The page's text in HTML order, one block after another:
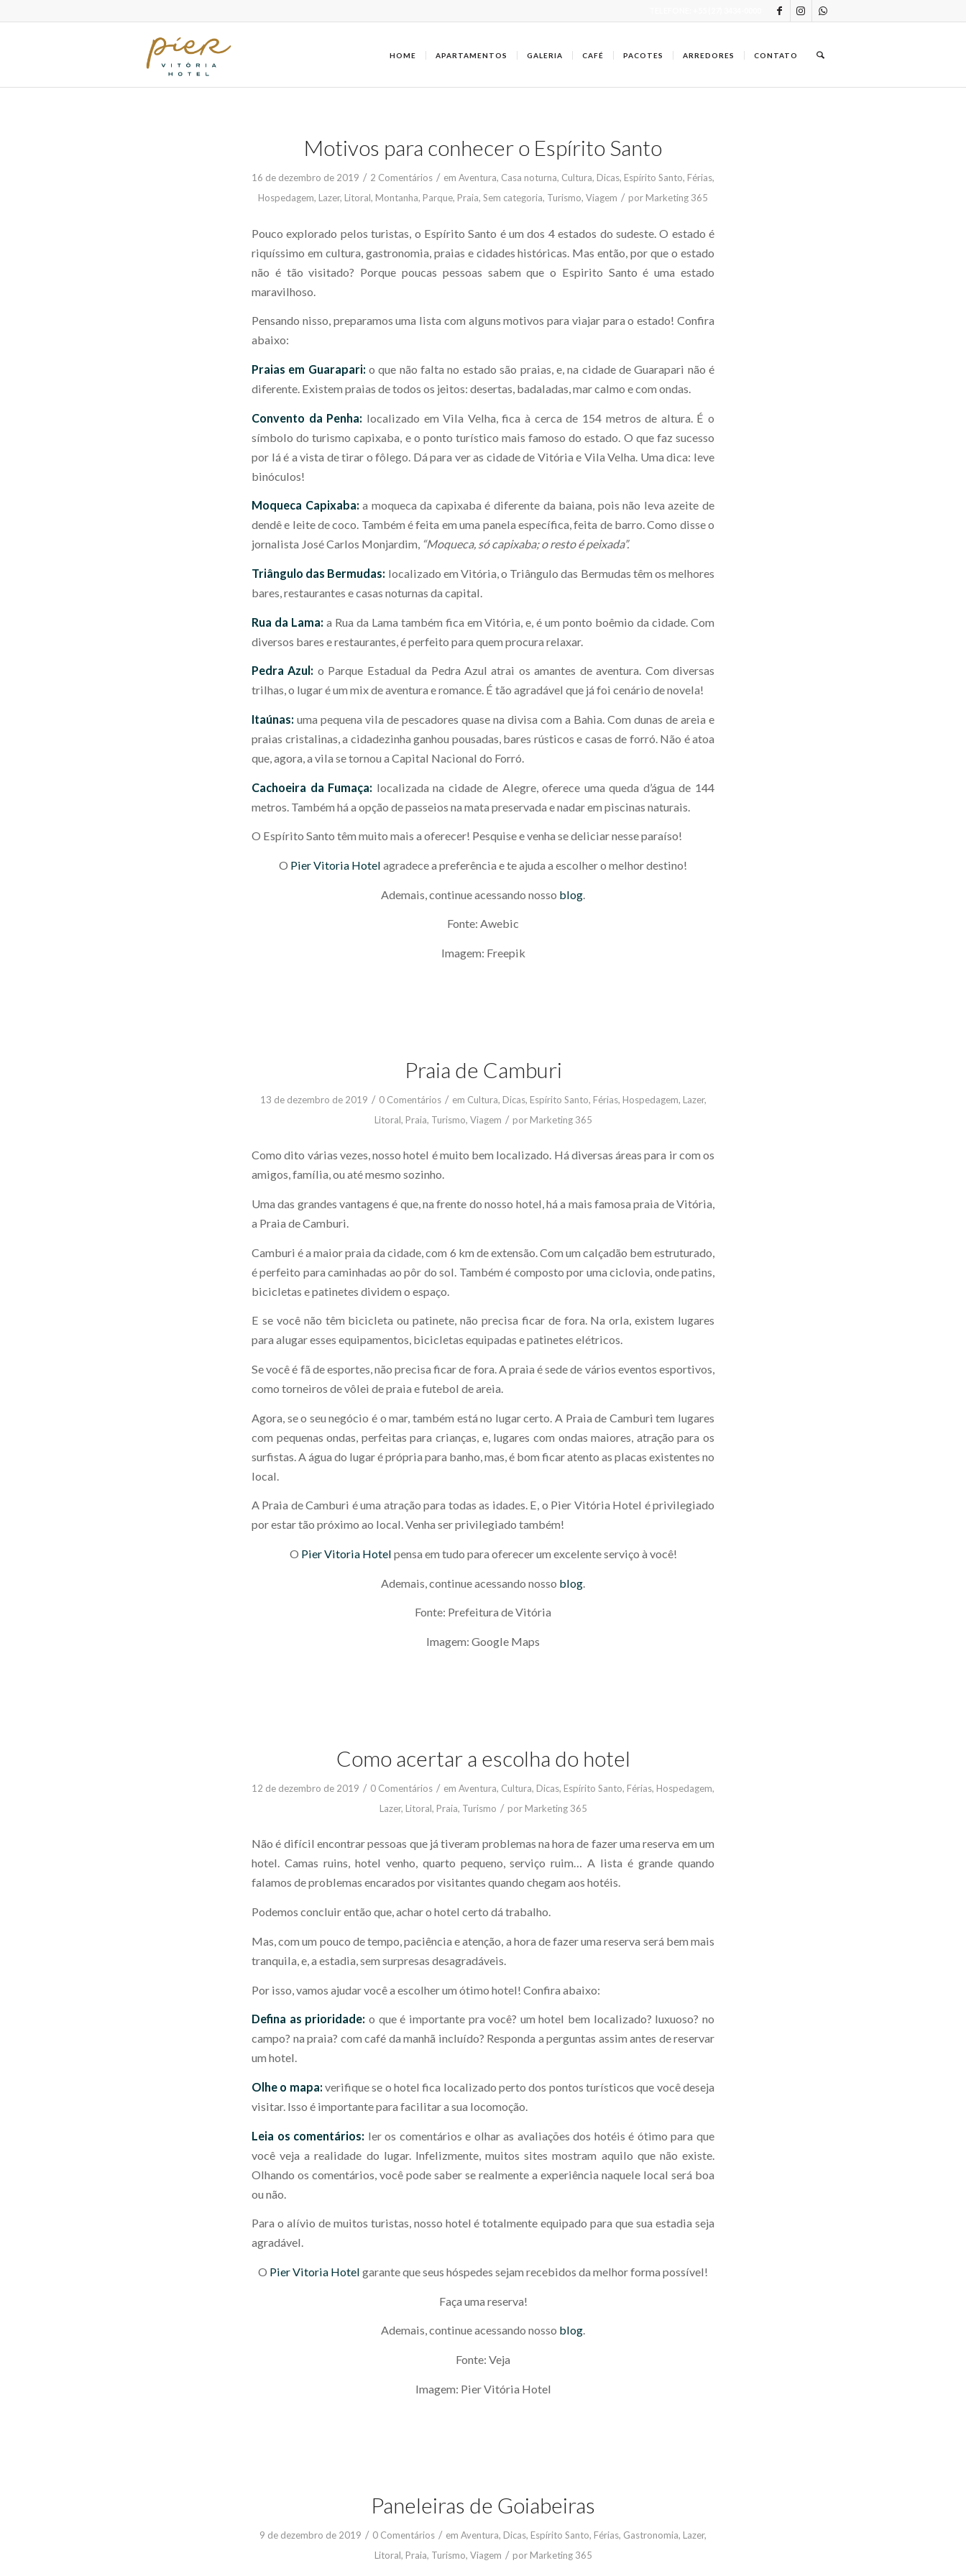
HOME APARTAMENTOS GALERIA CAFÉ PACOTES ARREDORES CONTATO
Motivos para conhecer o Espírito Santo
16 de dezembro de 2019 / 2 Comentários / em Aventura, Casa noturna, Cultura, Dicas, Espírito Santo, Férias,
Hospedagem, Lazer, Litoral, Montanha, Parque, Praia, Sem categoria, Turismo, Viagem / por Marketing 365
Pouco explorado pelos turistas, o Espírito Santo é um dos 4 estados do sudeste. O estado é
riquíssimo em cultura, gastronomia, praias e cidades históricas. Mas então, por que o estado
não é tão visitado? Porque poucas pessoas sabem que o Espirito Santo é uma estado
maravilhoso.
Pensando nisso, preparamos uma lista com alguns motivos para viajar para o estado! Confira
abaixo:
Praias em Guarapari:o que não falta no estado são praias, e, na cidade de Guarapari não é
diferente. Existem praias de todos os jeitos: desertas, badaladas, mar calmo e com ondas.
Convento da Penha: localizado em Vila Velha, fica à cerca de 154 metros de altura. É o
símbolo do turismo capixaba, e o ponto turístico mais famoso do estado. O que faz sucesso
por lá é a vista de tirar o fôlego. Dá para ver as cidade de Vitória e Vila Velha. Uma dica: leve
binóculos!
Moqueca Capixaba:a moqueca da capixaba é diferente da baiana, pois não leva azeite de
dendê e leite de coco. Também é feita em uma panela específica, feita de barro. Como disse o
jornalista José Carlos Monjardim, “Moqueca, só capixaba; o resto é peixada”.
Triângulo das Bermudas: localizado em Vitória, o Triângulo das Bermudas têm os melhores
bares, restaurantes e casas noturnas da capital.
Rua da Lama: a Rua da Lama também fica em Vitória, e, é um ponto boêmio da cidade. Com
diversos bares e restaurantes, é perfeito para quem procura relaxar.
Pedra Azul: o Parque Estadual da Pedra Azul atrai os amantes de aventura. Com diversas
trilhas, o lugar é um mix de aventura e romance. É tão agradável que já foi cenário de novela!
Itaúnas: uma pequena vila de pescadores quase na divisa com a Bahia. Com dunas de areia e
praias cristalinas, a cidadezinha ganhou pousadas, bares rústicos e casas de forró. Não é atoa
que, agora, a vila se tornou a Capital Nacional do Forró.
Cachoeira da Fumaça: localizada na cidade de Alegre, oferece uma queda d’água de 144
metros. Também há a opção de passeios na mata preservada e nadar em piscinas naturais.
O Espírito Santo têm muito mais a oferecer! Pesquise e venha se deliciar nesse paraíso!
O Pier Vitoria Hotel agradece a preferência e te ajuda a escolher o melhor destino!
Ademais, continue acessando nosso blog
Fonte: Awebic
Imagem: Freepik
Praia de Camburi
13 de dezembro de 2019 / 0 Comentários / em Cultura, Dicas, Espírito Santo, Férias, Hospedagem, Lazer,
Litoral, Praia, Turismo, Viagem / por Marketing 365
Como dito várias vezes, nosso hotel é muito bem localizado. Há diversas áreas para ir com os
amigos, família, ou até mesmo sozinho.
Uma das grandes vantagens é que, na frente do nosso hotel, há a mais famosa praia de Vitória,
a Praia de Camburi.
Camburi é a maior praia da cidade, com 6 km de extensão. Com um calçadão bem estruturado,
é perfeito para caminhadas ao pôr do sol. Também é composto por uma ciclovia, onde patins,
bicicletas e patinetes dividem o espaço.
E se você não têm bicicleta ou patinete, não precisa ficar de fora. Na orla, existem lugares
para alugar esses equipamentos, bicicletas equipadas e patinetes elétricos.
Se você é fã de esportes, não precisa ficar de fora. A praia é sede de vários eventos esportivos,
como torneiros de vôlei de praia e futebol de areia.
Agora, se o seu negócio é o mar, também está no lugar certo. A Praia de Camburi tem lugares
com pequenas ondas, perfeitas para crianças, e, lugares com ondas maiores, atração para os
surfistas. A água do lugar é própria para banho, mas, é bom ficar atento as placas existentes no
local.
A Praia de Camburi é uma atração para todas as idades. E, o Pier Vitória Hotel é privilegiado
por estar tão próximo ao local. Venha ser privilegiado também!
O Pier Vitoria Hotel pensa em tudo para oferecer um excelente serviço à você!
Ademais, continue acessando nosso blog
Fonte: Prefeitura de Vitória
Imagem: Google Maps
Como acertar a escolha do hotel
12 de dezembro de 2019 / 0 Comentários / em Aventura, Cultura, Dicas, Espírito Santo, Férias, Hospedagem,
Lazer, Litoral, Praia, Turismo / por Marketing 365
Não é difícil encontrar pessoas que já tiveram problemas na hora de fazer uma reserva em um
hotel. Camas ruins, hotel venho, quarto pequeno, serviço ruim… A lista é grande quando
falamos de problemas encarados por visitantes quando chegam aos hotéis.
Podemos concluir então que, achar o hotel certo dá trabalho.
Mas, com um pouco de tempo, paciência e atenção, a hora de fazer uma reserva será bem mais
tranquila, e, a estadia, sem surpresas desagradáveis.
Por isso, vamos ajudar você a escolher um ótimo hotel! Confira abaixo:
Defina as prioridade: o que é importante pra você? um hotel bem localizado? luxuoso? no
campo? na praia? com café da manhã incluído? Responda a perguntas assim antes de reservar
um hotel.
Olhe o mapa: verifique se o hotel fica localizado perto dos pontos turísticos que você deseja
visitar. Isso é importante para facilitar a sua locomoção.
Leia os comentários: ler os comentários e olhar as avaliações dos hotéis é ótimo para que
você veja a realidade do lugar. Infelizmente, muitos sites mostram aquilo que não existe.
Olhando os comentários, você pode saber se realmente a experiência naquele local será boa
ou não.
Para o alívio de muitos turistas, nosso hotel é totalmente equipado para que sua estadia seja
agradável.
O Pier Vitoria Hotel garante que seus hóspedes sejam recebidos da melhor forma possível!
Faça uma reserva!
Ademais, continue acessando nosso blog.
Fonte: Veja
Imagem: Pier Vitória Hotel
Paneleiras de Goiabeiras
9 de dezembro de 2019 / 0 Comentários / em Aventura, Dicas, Espírito Santo, Férias, Gastronomia, Lazer,
Litoral, Praia, Turismo, Viagem / por Marketing 365